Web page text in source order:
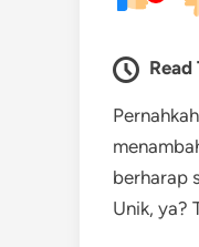
Read
berharap
Unik, ya?